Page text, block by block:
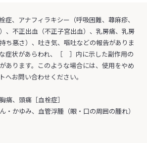
症、アナフィラキシー（呼吸困難、蕁麻疹、
、不正出血（不正子宮出血）、乳房痛、乳房
ち悪さ）、吐き気、嘔吐などの報告がありま
症状があらわれ、［ ］内に示した副作用の
あります。このような場合には、使用をやめ
へお問い合わせください。
痛、頭痛［血栓症］
・かゆみ、血管浮腫（眼・口の周囲の腫れ）